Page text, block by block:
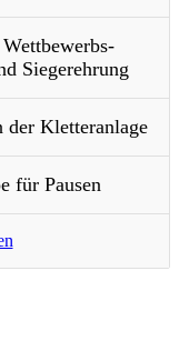
Siegerehrung
Kletteranlage
für Pausen